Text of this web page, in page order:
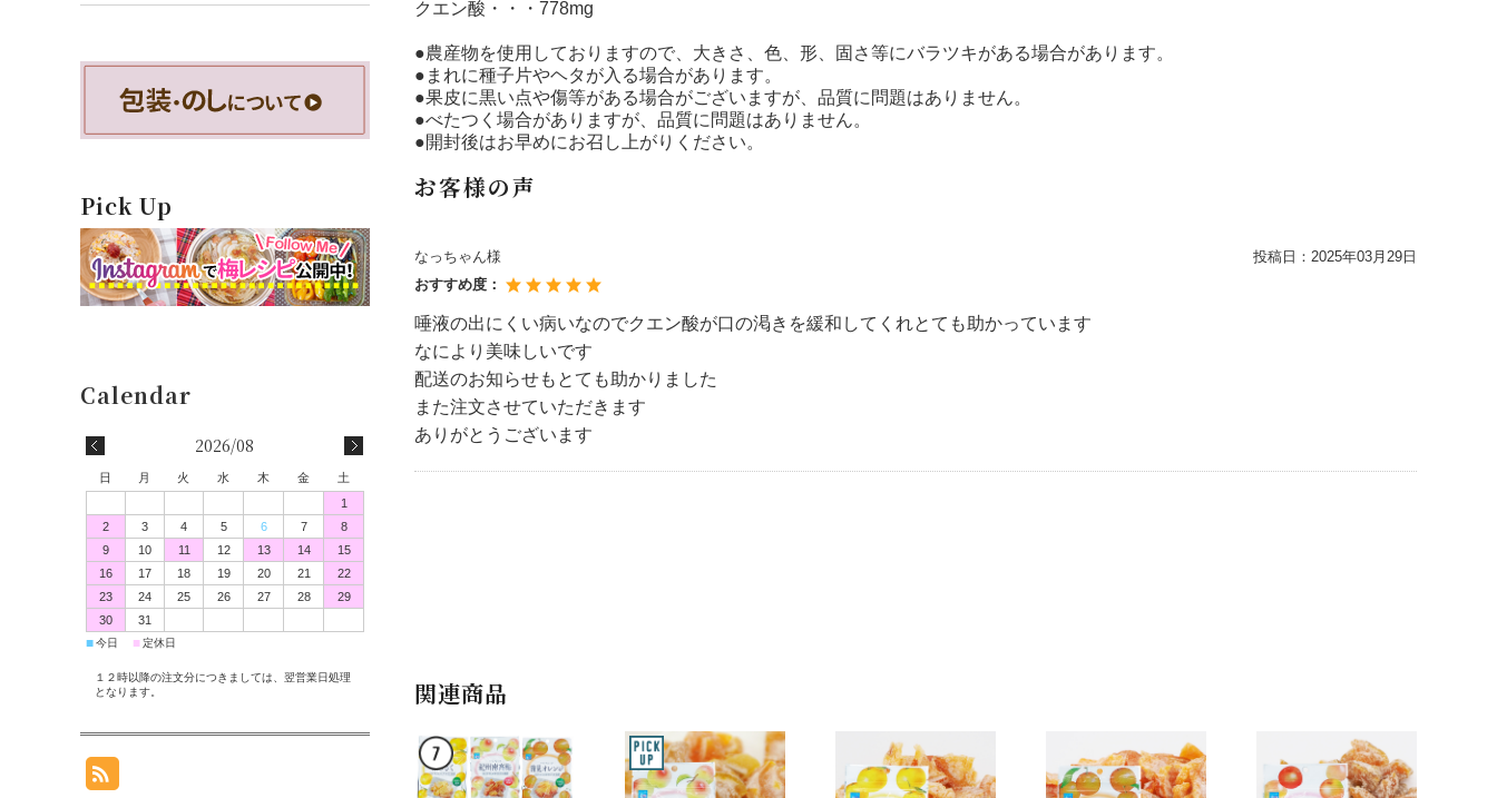
クエン酸・・・778mg
●農産物を使用しておりますので、大きさ、色、形、固さ等にバラツキがある場合があります。
●まれに種子片やヘタが入る場合があります。
●果皮に黒い点や傷等がある場合がございますが、品質に問題はありません。
●べたつく場合がありますが、品質に問題はありません。
●開封後はお早めにお召し上がりください。
お客様の声
なっちゃん様 投稿日： 2025年03月29日
おすすめ度：
唾液の出にくい病いなのでクエン酸が口の渇きを緩和してくれとても助かっています
なにより美味しいです
配送のお知らせもとても助かりました
また注文させていただきます
ありがとうございます
関連商品
Pick Up
2026/08
日 月 火 水 木 金
土
1
2
3 4 5 6 7
8
9
10 11 12 13 14
15
16
17 18 19 20 21
22
23
24 25 26 27 28
29
30
31
■今日 ■定休日
１２時以降の注文分につきましては、翌営業日処理
となります。